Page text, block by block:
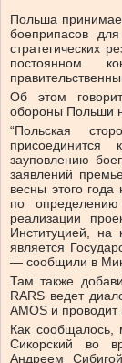
Польша
боеприпасов
стратегических
постоянном
Об этом
обороны Польши
“Польская
зауповлению
заявлений
весны этого
по
реализации
Институцией, на
является
— сообщили в
Там также
RARS ведет
AMOS и
Как сообщалось,
Сикорский во
Андреем